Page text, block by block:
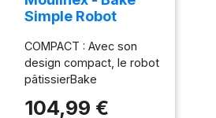
Simple Robot
fouet, batteur et
crochet
COMPACT : Avec son
design compact, le robot
pâtissierBake
parfaitement à toutes les
104,99 €